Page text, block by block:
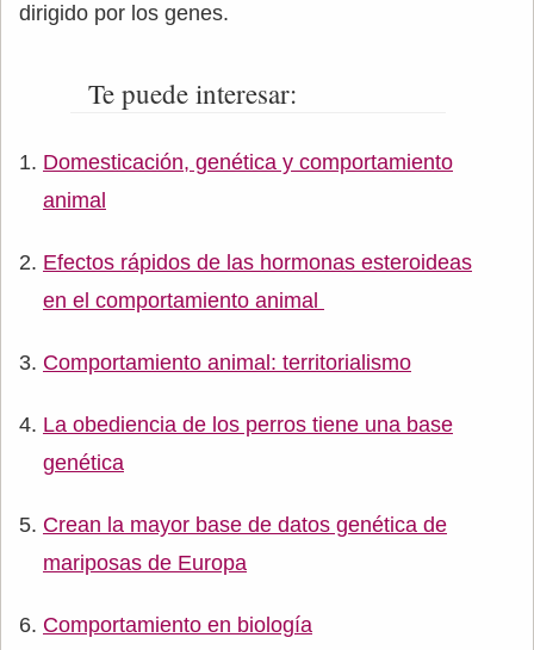
dirigido por los genes.
Te puede interesar:
Domesticación, genética y comportamiento
animal
Efectos rápidos de las hormonas esteroideas
en el comportamiento animal
Comportamiento animal: territorialismo
La obediencia de los perros tiene una base
genética
Crean la mayor base de datos genética de
mariposas de Europa
Comportamiento en biología